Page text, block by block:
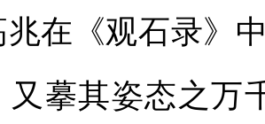
兆在《观石录》
又摹其姿态之万